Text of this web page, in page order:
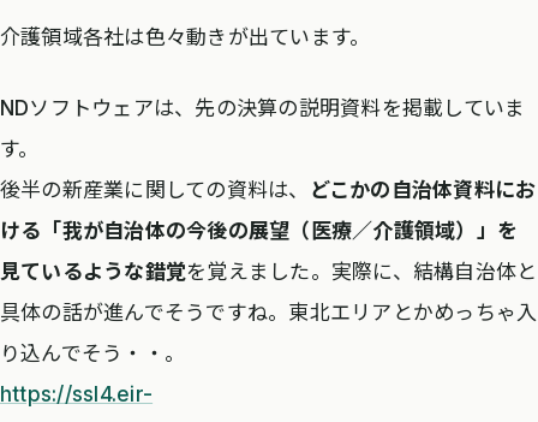
[3939]
ィ[6545]
31 51.9 78
介護領域各社は色々動きが出ています。
NDソフトウェアは、先の決算の説明資料を掲載していま
す。
後半の新産業に関しての資料は、
どこかの自治体資料にお
ける「我が自治体の今後の展望（医療／介護領域）」を
見ているような錯覚を覚えました。実際に、結構自治体と
具体の話が進んでそうですね。東北エリアとかめっちゃ入
り込んでそう・・。
https://ssl4.eir-